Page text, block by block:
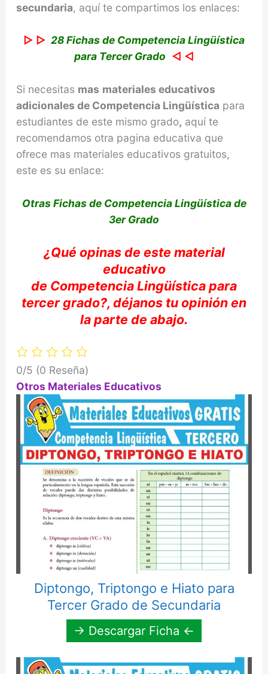
secundaria, aquí te compartimos los enlaces:
▷ ▷ 28 Fichas de Competencia Lingüística
para Tercer Grado ◁ ◁
Si necesitas mas materiales educativos
adicionales de Competencia Lingüística para
estudiantes de este mismo grado, aquí te
recomendamos otra pagina educativa que
ofrece mas materiales educativos gratuitos,
este es su enlace:
Otras Fichas de Competencia Lingüística de
3er Grado
¿Qué opinasde este material
educativo
de CompetenciaLingüísticapara
tercer grado?, déjanos tuopiniónen
la parte de abajo.
0/5 (0 Reseña)
Otros Materiales Educativos
Diptongo, Triptongo e Hiato para
Tercer Grado de Secundaria
→ Descargar Ficha ←